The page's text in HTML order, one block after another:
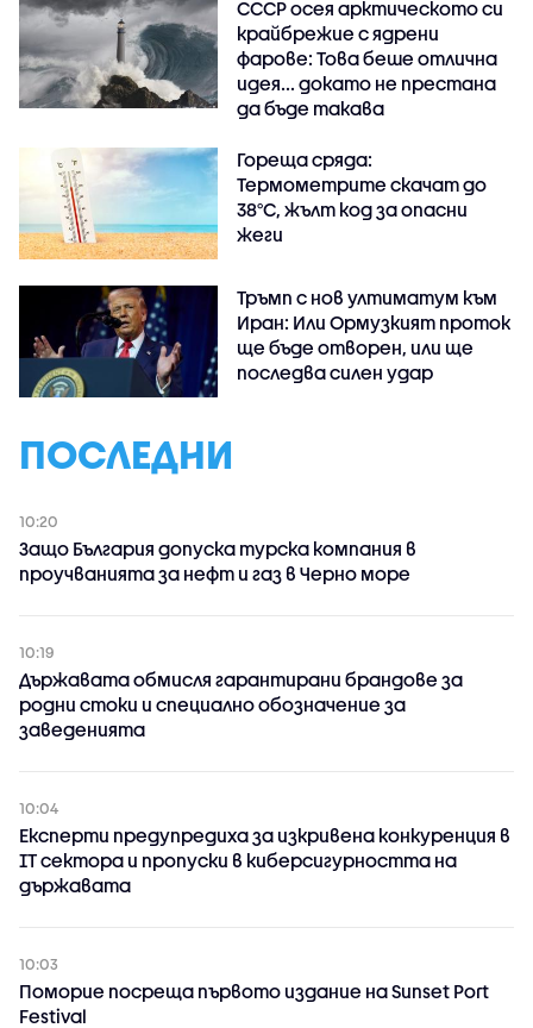
СССР осея арктическото си
крайбрежие с ядрени
фарове: Това беше отлична
идея... докато не престана
да бъде такава
Гореща сряда:
Термометрите скачат до
38°C, жълт код за опасни
жеги
Тръмп с нов ултиматум към
Иран: Или Ормузкият проток
ще бъде отворен, или ще
последва силен удар
ПОСЛЕДНИ
10:20
Защо България допуска турска компания в
проучванията за нефт и газ в Черно море
10:19
Държавата обмисля гарантирани брандове за
родни стоки и специално обозначение за
заведенията
10:04
Експерти предупредиха за изкривена конкуренция в
IT сектора и пропуски в киберсигурността на
държавата
10:03
Поморие посреща първото издание на Sunset Port
Festival